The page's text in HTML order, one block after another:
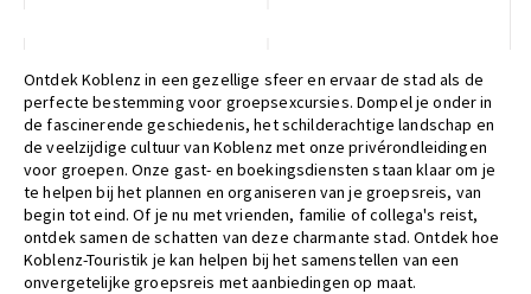
Ontdek Koblenz in een gezellige sfeer en ervaar de stad als de
perfecte bestemming voor groepsexcursies. Dompel je onder in
de fascinerende geschiedenis, het schilderachtige landschap en
de veelzijdige cultuur van Koblenz met onze privérondleidingen
voor groepen. Onze gast- en boekingsdiensten staan klaar om je
te helpen bij het plannen en organiseren van je groepsreis, van
begin tot eind. Of je nu met vrienden, familie of collega's reist,
ontdek samen de schatten van deze charmante stad. Ontdek hoe
Koblenz-Touristik je kan helpen bij het samenstellen van een
onvergetelijke groepsreis met aanbiedingen op maat.